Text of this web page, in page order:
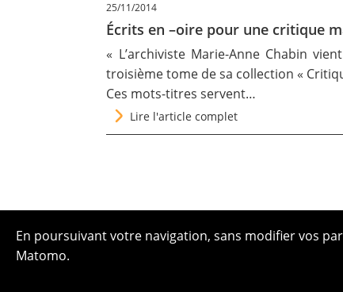
25/11/2014
Écrits en –oire pour une critique
« L’archiviste Marie-Anne Chabin
troisième tome de sa collection «
Ces mots-titres servent…
Lire l'article complet
En poursuivant votre navigation, sans modifier vos
Matomo.